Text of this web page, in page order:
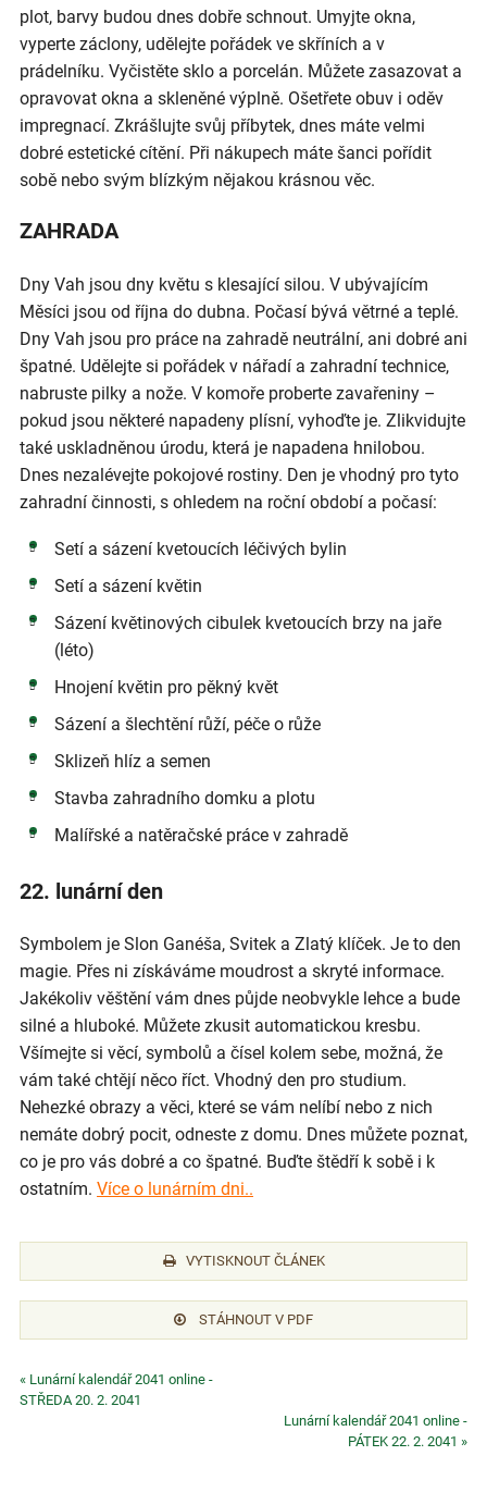
plot, barvy budou dnes dobře schnout. Umyjte okna,
vyperte záclony, udělejte pořádek ve skříních a v
prádelníku. Vyčistěte sklo a porcelán. Můžete zasazovat a
opravovat okna a skleněné výplně. Ošetřete obuv i oděv
impregnací. Zkrášlujte svůj příbytek, dnes máte velmi
dobré estetické cítění. Při nákupech máte šanci pořídit
sobě nebo svým blízkým nějakou krásnou věc.
ZAHRADA
Dny Vah jsou dny květu s klesající silou. V ubývajícím
Měsíci jsou od října do dubna. Počasí bývá větrné a teplé.
Dny Vah jsou pro práce na zahradě neutrální, ani dobré ani
špatné. Udělejte si pořádek v nářadí a zahradní technice,
nabruste pilky a nože. V komoře proberte zavařeniny –
pokud jsou některé napadeny plísní, vyhoďte je. Zlikvidujte
také uskladněnou úrodu, která je napadena hnilobou.
Dnes nezalévejte pokojové rostiny. Den je vhodný pro tyto
zahradní činnosti, s ohledem na roční období a počasí:
Setí a sázení kvetoucích léčivých bylin
Setí a sázení květin
Sázení květinových cibulek kvetoucích brzy na jaře
(léto)
Hnojení květin pro pěkný květ
Sázení a šlechtění růží, péče o růže
Sklizeň hlíz a semen
Stavba zahradního domku a plotu
Malířské a natěračské práce v zahradě
22. lunární den
Symbolem je Slon Ganéša, Svitek a Zlatý klíček. Je to den
magie. Přes ni získáváme moudrost a skryté informace.
Jakékoliv věštění vám dnes půjde neobvykle lehce a bude
silné a hluboké. Můžete zkusit automatickou kresbu.
Všímejte si věcí, symbolů a čísel kolem sebe, možná, že
vám také chtějí něco říct. Vhodný den pro studium.
Nehezké obrazy a věci, které se vám nelíbí nebo z nich
nemáte dobrý pocit, odneste z domu. Dnes můžete poznat,
co je pro vás dobré a co špatné. Buďte štědří k sobě i k
ostatním. Více o lunárním dni..
VYTISKNOUT ČLÁNEK
STÁHNOUT V PDF
« Lunární kalendář 2041 online -
STŘEDA 20. 2. 2041
Lunární kalendář 2041 online -
PÁTEK 22. 2. 2041 »